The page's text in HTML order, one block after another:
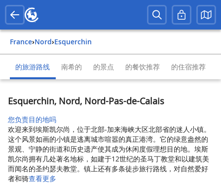
France› Nord› Esquerchin
的旅游路线 南希的 的景点 的餐饮推荐 的住宿推荐
Esquerchin, Nord, Nord-Pas-de-Calais
您负责目的地吗
欢迎来到埃斯凯尔尚，位于北部-加来海峡大区北部省的迷人小镇。
这个风景如画的小镇是逃离城市喧嚣的真正港湾。它的绿意盎然的
景观、宁静的街道和历史遗产使其成为休闲度假理想目的地。埃斯
凯尔尚拥有几处著名地标，如建于12世纪的圣马丁教堂和以建筑美
而闻名的圣约瑟夫教堂。镇上还有多条徒步旅行路线，对自然爱好
者和骑查看更多